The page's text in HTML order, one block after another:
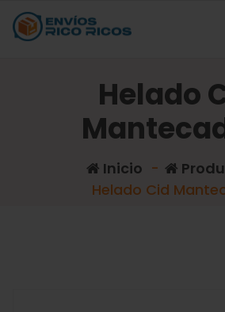
Helado
Inicio -
Helado Cid